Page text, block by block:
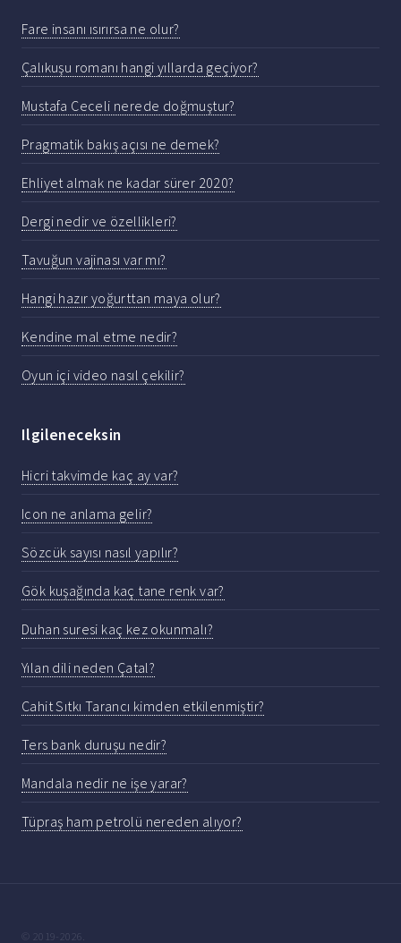
Fare insanı ısırırsa ne olur?
Çalıkuşu romanı hangi yıllarda geçiyor?
Mustafa Ceceli nerede doğmuştur?
Pragmatik bakış açısı ne demek?
Ehliyet almak ne kadar sürer 2020?
Dergi nedir ve özellikleri?
Tavuğun vajinası var mı?
Hangi hazır yoğurttan maya olur?
Kendine mal etme nedir?
Oyun içi video nasıl çekilir?
Ilgileneceksin
Hicri takvimde kaç ay var?
Icon ne anlama gelir?
Sözcük sayısı nasıl yapılır?
Gök kuşağında kaç tane renk var?
Duhan suresi kaç kez okunmalı?
Yılan dili neden Çatal?
Cahit Sıtkı Tarancı kimden etkilenmiştir?
Ters bank duruşu nedir?
Mandala nedir ne işe yarar?
Tüpraş ham petrolü nereden alıyor?
© 2019-2026.